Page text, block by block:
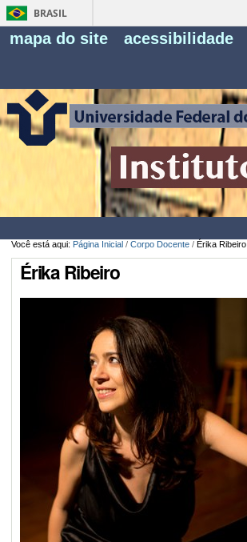
BRASIL
mapa do site acessibilidade
Você está aqui: Página Inicial / Corpo Docente / Érika Ribeiro
Érika Ribeiro